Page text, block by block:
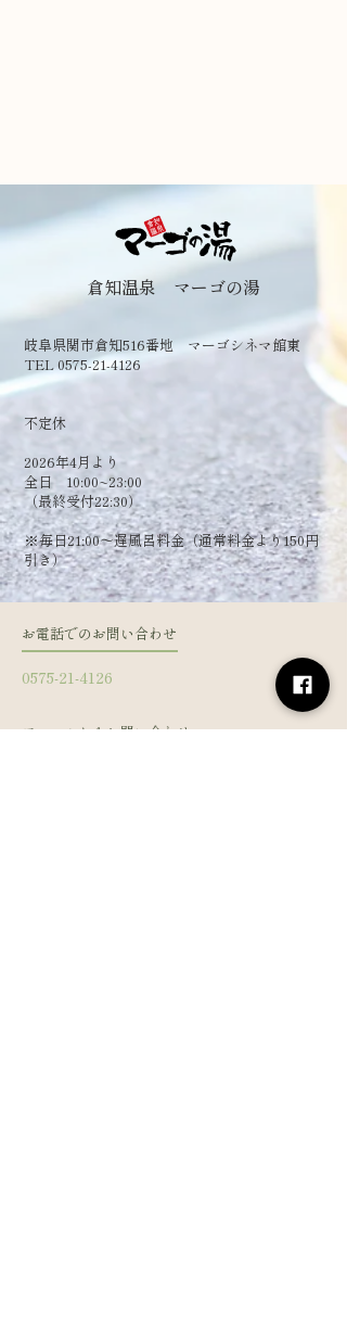
倉知温泉 マーゴの湯
岐阜県関市倉知516番地 マーゴシネマ館東
TEL 0575-21-4126
​不定休
2026年4月より
全日 10:00~23:00
（最終受付22:30）
​※毎日21:00～遅風呂料金（通常料金より150円
引き）
お電話でのお問い合わせ
0575-21-4126
フォームからお問い合わせ